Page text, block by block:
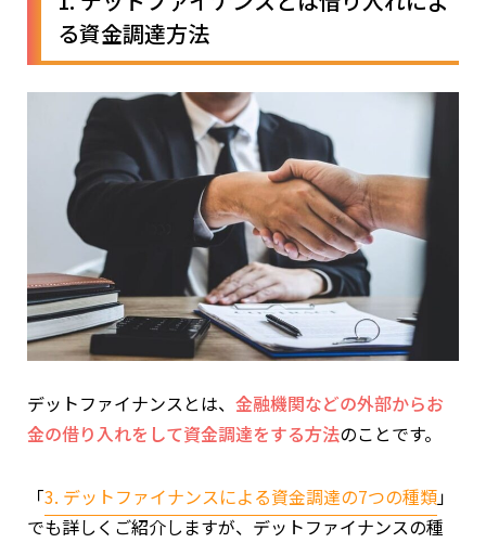
る資金調達方法
デットファイナンスとは、 金融機関などの外部からお
金の借り入れをして資金調達をする方法のことです。
「3. デットファイナンスによる資金調達の7つの種類」
でも詳しくご紹介しますが、デットファイナンスの種